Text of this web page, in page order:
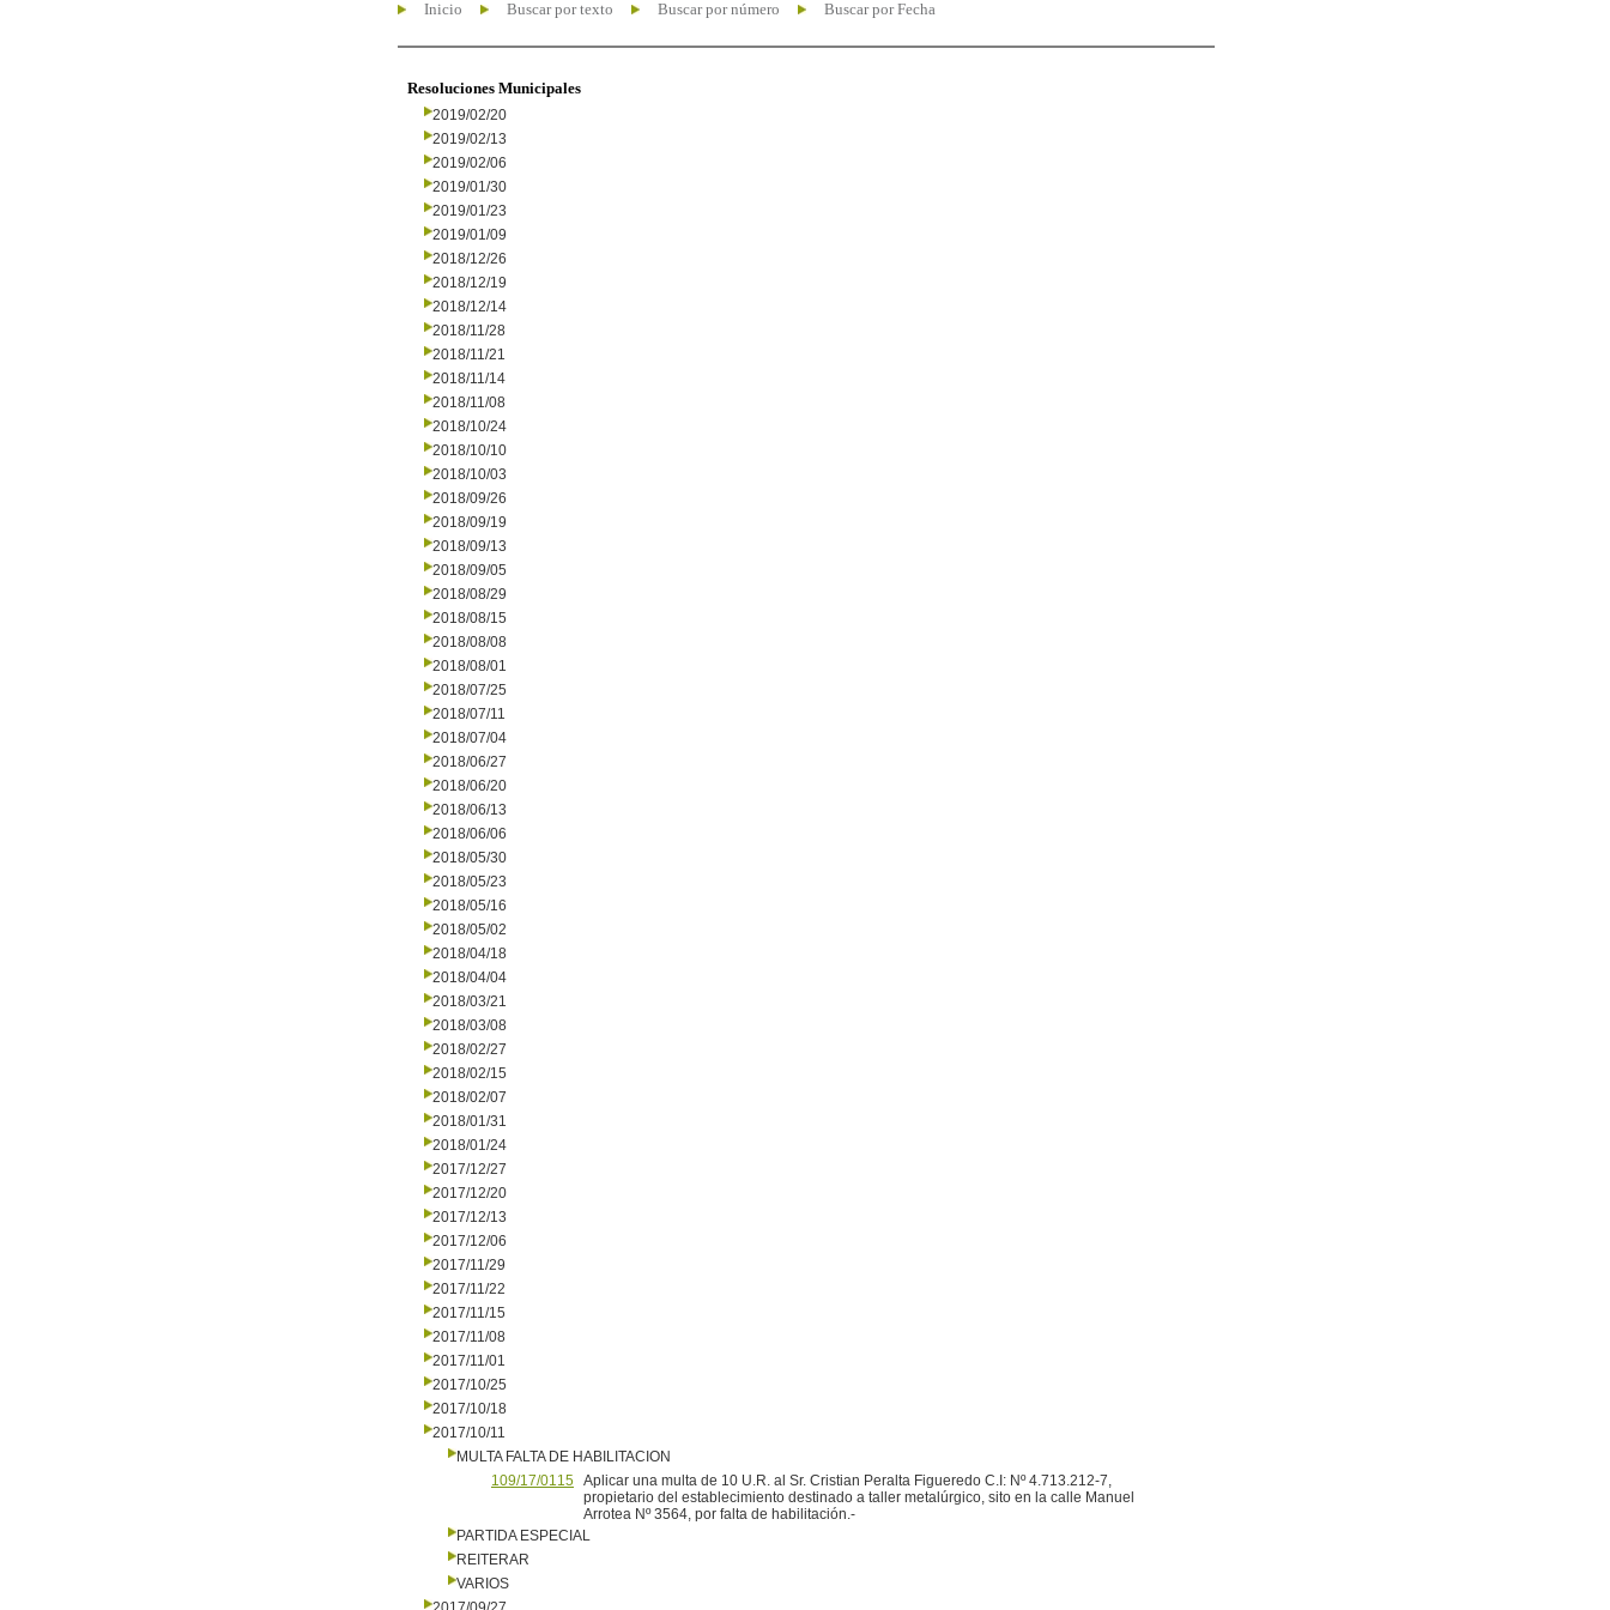
Inicio Buscar por texto Buscar por número Buscar por Fecha
Resoluciones Municipales
2019/02/20
2019/02/13
2019/02/06
2019/01/30
2019/01/23
2019/01/09
2018/12/26
2018/12/19
2018/12/14
2018/11/28
2018/11/21
2018/11/14
2018/11/08
2018/10/24
2018/10/10
2018/10/03
2018/09/26
2018/09/19
2018/09/13
2018/09/05
2018/08/29
2018/08/15
2018/08/08
2018/08/01
2018/07/25
2018/07/11
2018/07/04
2018/06/27
2018/06/20
2018/06/13
2018/06/06
2018/05/30
2018/05/23
2018/05/16
2018/05/02
2018/04/18
2018/04/04
2018/03/21
2018/03/08
2018/02/27
2018/02/15
2018/02/07
2018/01/31
2018/01/24
2017/12/27
2017/12/20
2017/12/13
2017/12/06
2017/11/29
2017/11/22
2017/11/15
2017/11/08
2017/11/01
2017/10/25
2017/10/18
2017/10/11
MULTA FALTA DE HABILITACION
109/17/0115 Aplicar una multa de 10 U.R. al Sr. Cristian Peralta Figueredo C.I: Nº 4.713.212-7,
propietario del establecimiento destinado a taller metalúrgico, sito en la calle Manuel
Arrotea Nº 3564, por falta de habilitación.-
PARTIDA ESPECIAL
REITERAR
VARIOS